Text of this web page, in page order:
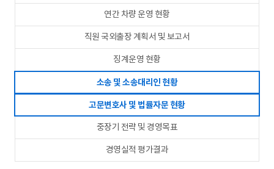
연간 차량 운영 현황
직원 국외출장 계획서 및 보고서
징계운영 현황
소송 및 소송대리인 현황
고문변호사 및 법률자문 현황
중장기 전략 및 경영목표
경영실적 평가결과